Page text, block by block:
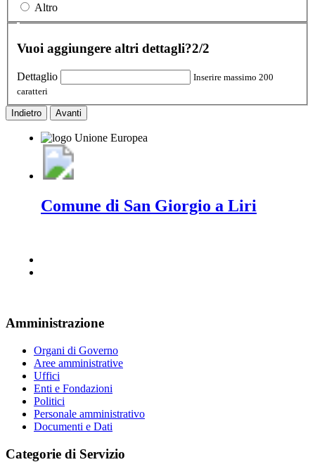
Altro
Vuoi aggiungere altri dettagli?2/2
Dettaglio
Inserire massimo 200
caratteri
Indietro Avanti
Comune di San Giorgio a Liri
Amministrazione
Organi di Governo
Aree amministrative
Uffici
Enti e Fondazioni
Politici
Personale amministrativo
Documenti e Dati
Categorie di Servizio